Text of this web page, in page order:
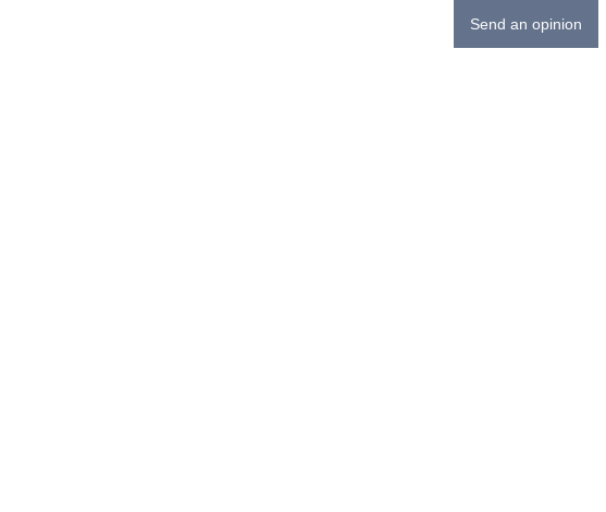
Send an opinion